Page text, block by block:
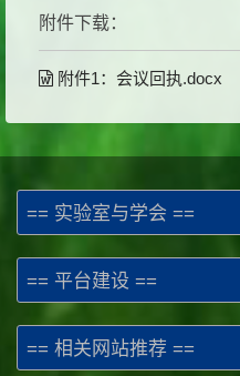
附件下载：
附件1：会议回执.docx
== 实验室与学会 ==
== 平台建设 ==
== 相关网站推荐 ==